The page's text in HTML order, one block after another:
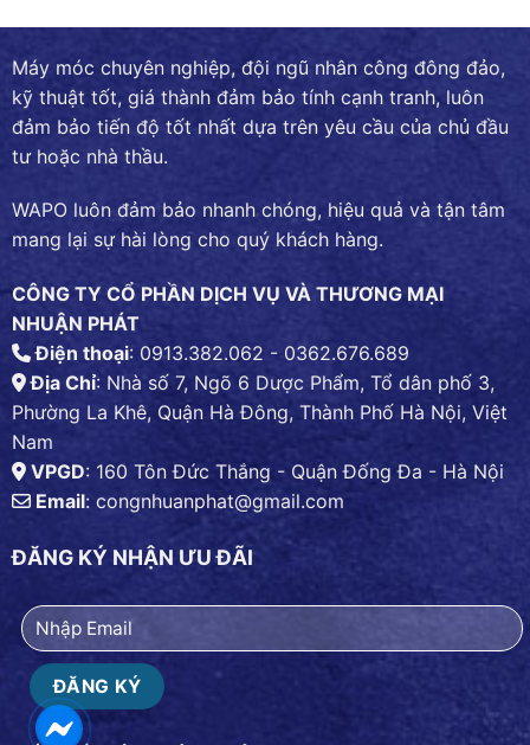
Máy móc chuyên nghiệp, đội ngũ nhân công đông đảo,
kỹ thuật tốt, giá thành đảm bảo tính cạnh tranh, luôn
đảm bảo tiến độ tốt nhất dựa trên yêu cầu của chủ đầu
tư hoặc nhà thầu.
WAPO luôn đảm bảo nhanh chóng, hiệu quả và tận tâm
mang lại sự hài lòng cho quý khách hàng.
CÔNG TY CỔ PHẦN DỊCH VỤ VÀ THƯƠNG MẠI
NHUẬN PHÁT
Điện thoại: 0913.382.062 - 0362.676.689
Địa Chỉ: Nhà số 7, Ngõ 6 Dược Phẩm, Tổ dân phố 3,
Phường La Khê, Quận Hà Đông, Thành Phố Hà Nội, Việt
Nam
VPGD: 160 Tôn Đức Thắng - Quận Đống Đa - Hà Nội
Email: congnhuanphat@gmail.com
ĐĂNG KÝ NHẬN ƯU ĐÃI